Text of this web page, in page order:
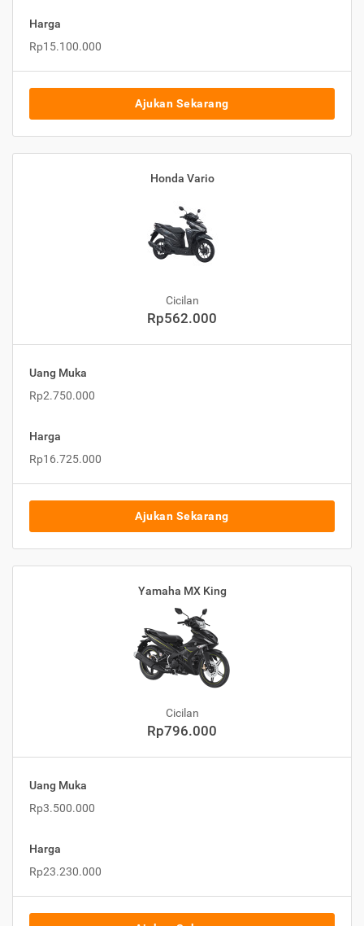
Harga
Rp15.100.000
Ajukan Sekarang
Honda Vario
Cicilan
Rp562.000
Uang Muka
Rp2.750.000
Harga
Rp16.725.000
Ajukan Sekarang
Yamaha MX King
Cicilan
Rp796.000
Uang Muka
Rp3.500.000
Harga
Rp23.230.000